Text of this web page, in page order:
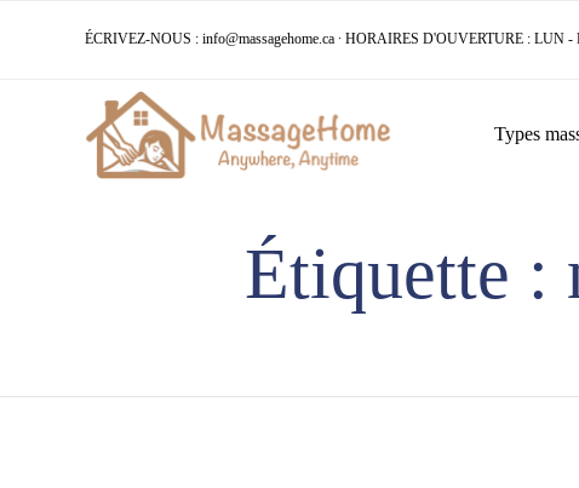
ÉCRIVEZ-NOUS : info@massagehome.ca ∙ HORAIRES D'OUVERTURE : LUN -
Types
Étiquette :